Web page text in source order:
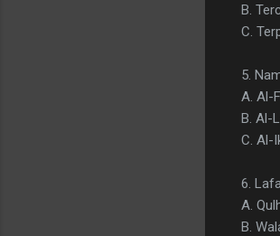
B.
C.
5.
A. Al-
B. Al-
C. Al-
6.
A.
B.